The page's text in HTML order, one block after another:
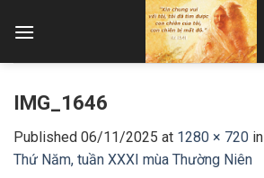
IMG_1646
Published 06/11/2025 at 1280 × 720 in
Thứ Năm, tuần XXXI mùa Thường Niên